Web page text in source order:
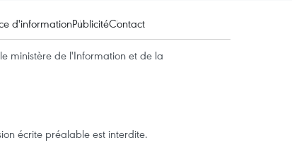
d'informationPublicitéContact
ministère de l'Information et de la
écrite préalable est interdite.